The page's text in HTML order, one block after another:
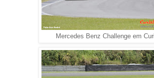
Mercedes Benz Challenge em